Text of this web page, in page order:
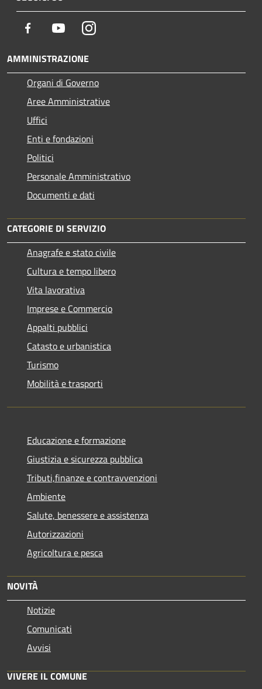
Facebook YoutubeInstagram
AMMINISTRAZIONE
Organi di Governo
Aree Amministrative
Uffici
Enti e fondazioni
Politici
Personale Amministrativo
Documenti e dati
CATEGORIE DI SERVIZIO
Anagrafe e stato civile
Cultura e tempo libero
Vita lavorativa
Imprese e Commercio
Appalti pubblici
Catasto e urbanistica
Turismo
Mobilità e trasporti
Educazione e formazione
Giustizia e sicurezza pubblica
Tributi,finanze e contravvenzioni
Ambiente
Salute, benessere e assistenza
Autorizzazioni
Agricoltura e pesca
NOVITÀ
Notizie
Comunicati
Avvisi
VIVERE IL COMUNE